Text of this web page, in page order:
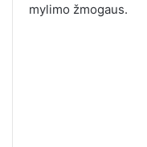
mylimo žmogaus.